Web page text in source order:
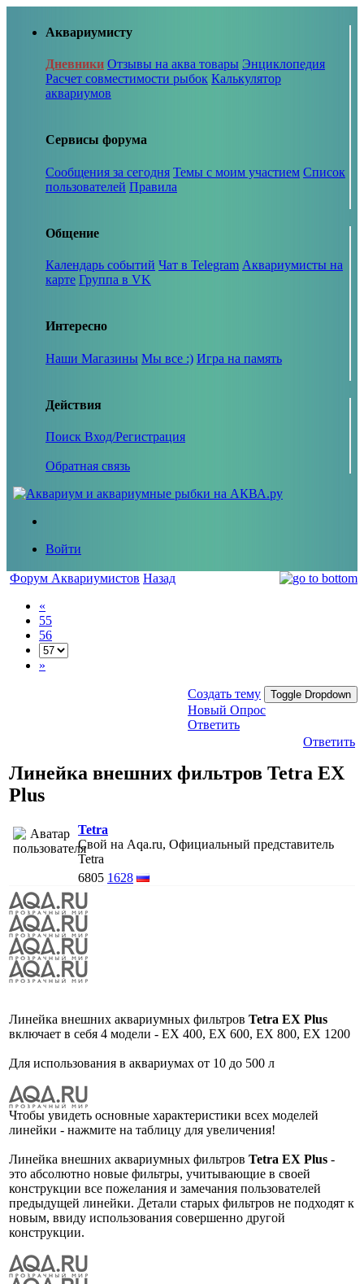
Аквариумисту
Дневники Отзывы на аква товары Энциклопедия
Расчет совместимости рыбок Калькулятор
аквариумов
Сервисы форума
Сообщения за сегодня Темы с моим участием Список
пользователей Правила
Общение
Календарь событий Чат в Telegram Аквариумисты на
карте Группа в VK
Интересно
Наши Магазины Мы все :) Игра на память
Действия
Поиск Вход/Регистрация
Обратная связь
Войти
Форум Аквариумистов Назад
«
55
56
»
Создать тему Toggle Dropdown
Новый Опрос
Ответить
Ответить
Линейка внешних фильтров Tetra EX
Plus
Tetra
Свой на Aqa.ru, Официальный представитель
Tetra
6805 1628
Линейка внешних аквариумных фильтров Tetra EX Plus
включает в себя 4 модели - ЕX 400, ЕX 600, EX 800, EX 1200
Для использования в аквариумах от 10 до 500 л
Чтобы увидеть основные характеристики всех моделей
линейки - нажмите на таблицу для увеличения!
Линейка внешних аквариумных фильтров Tetra EX Plus -
это абсолютно новые фильтры, учитывающие в своей
конструкции все пожелания и замечания пользователей
предыдущей линейки. Детали старых фильтров не подходят к
новым, ввиду использования совершенно другой
конструкции.